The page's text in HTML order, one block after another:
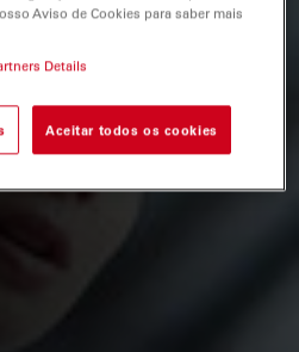
Aviso de Cookies para saber mais
Details
Aceitar todos os cookies